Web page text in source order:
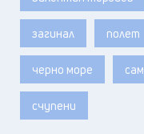
загинал полет
черно море
счупени